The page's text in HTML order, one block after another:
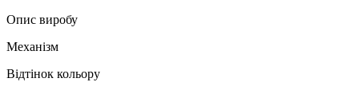
Опис виробу
Механізм
Відтінок кольору